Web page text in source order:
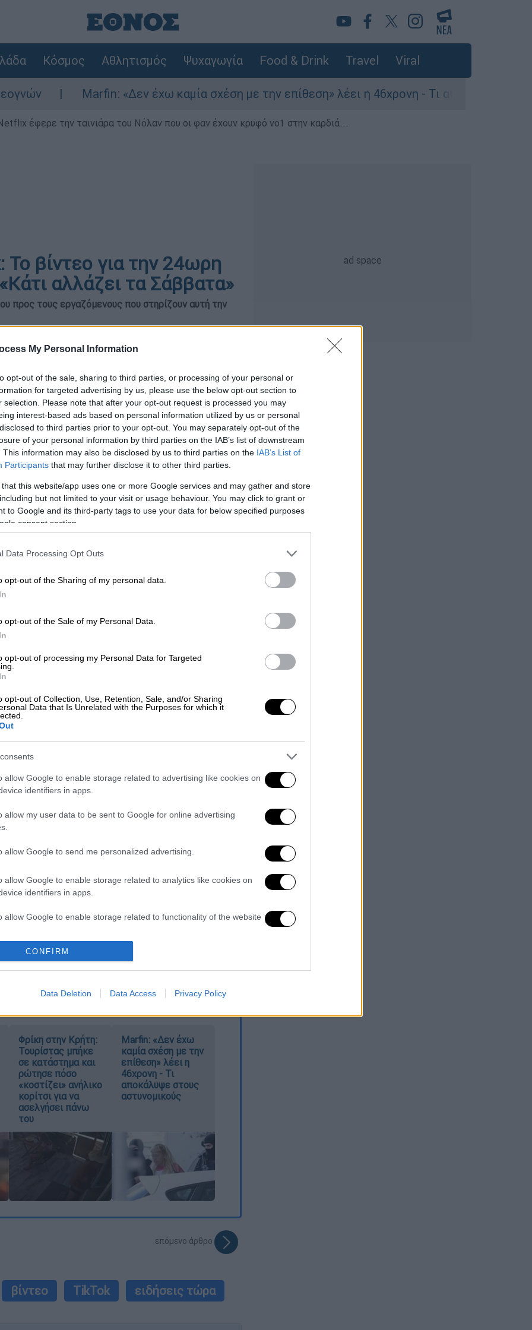
My Personal Information
opt-out of the sale, sharing to third parties, or processing of your personal or
for targeted advertising by us, please use the below opt-out section to
selection. Please note that after your opt-out request is processed you may
interest-based ads based on personal information utilized by us or personal
to third parties prior to your opt-out. You may separately opt-out of the
of your personal information by third parties on the IAB’s list of downstream
This information may also be disclosed by us to third parties on the IAB’s List of
Participants that may further disclose it to other third parties.
that this website/app uses one or more Google services and may gather and store
but not limited to your visit or usage behaviour. You may click to grant or
to Google and its third-party tags to use your data for below specified purposes
consent section.
Data Processing Opt Outs
opt-out of the Sharing of my personal data.
opt-out of the Sale of my Personal Data.
opt-out of processing my Personal Data for Targeted
opt-out of Collection, Use, Retention, Sale, and/or Sharing
Data that Is Unrelated with the Purposes for which it
allow Google to enable storage related to advertising like cookies on
identifiers in apps.
allow my user data to be sent to Google for online advertising
allow Google to send me personalized advertising.
allow Google to enable storage related to analytics like cookies on
identifiers in apps.
allow Google to enable storage related to functionality of the website
allow Google to enable storage related to personalization.
functionality and fraud prevention, and other user protection.
CONFIRM
Data Deletion Data Access Privacy Policy
Κόσμος Αθλητισμός Ψυχαγωγία Food & Drink Travel Viral
Marfin: «Δεν έχω καμία σχέση με την επίθεση» λέει η 46χρονη - Τι αποκάλυψε στους
έφερε την ταινιάρα του Νόλαν που οι φαν έχουν κρυφό νο1 στην καρδιά...
βίντεο για την 24ωρη
αλλάζει τα Σάββατα»
προς τους εργαζόμενους που στηρίζουν αυτή την
το ΕΘΝΟΣ στη Google
Μητσοτάκης ανακοίνωσε ότι από
Μεταφοράς
.
«Αναλαμβάνω την ευθύνη ότι
Από εδώ και στο εξής,
όλο το εικοσιτετράωρο», σημειώνει
την ευγνωμοσύνη του προς
την πρωτοβουλία.
Φρίκη στην Κρήτη:
Τουρίστας μπήκε
σε κατάστημα και
ρώτησε πόσο
«κοστίζει» ανήλικο
κορίτσι για να
ασελγήσει πάνω
του
Marfin: «Δεν έχω
καμία σχέση με την
επίθεση» λέει η
46χρονη - Τι
αποκάλυψε στους
αστυνομικούς
επόμενο άρθρο
βίντεο TikTok ειδήσεις τώρα